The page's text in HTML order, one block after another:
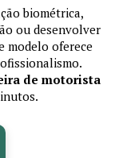
biométrica,
ou desenvolver
modelo oferece
de motorista